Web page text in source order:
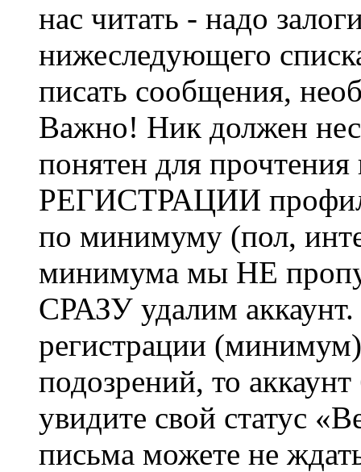
нас читать - надо
нижеследующего
писать сообщения,
Важно! Ник должен
понятен для
РЕГИСТРАЦИИ профиль
по минимуму (пол,
минимума мы НЕ
СРАЗУ удалим
регистрации
подозрений, то
увидите свой статус
письма можете не